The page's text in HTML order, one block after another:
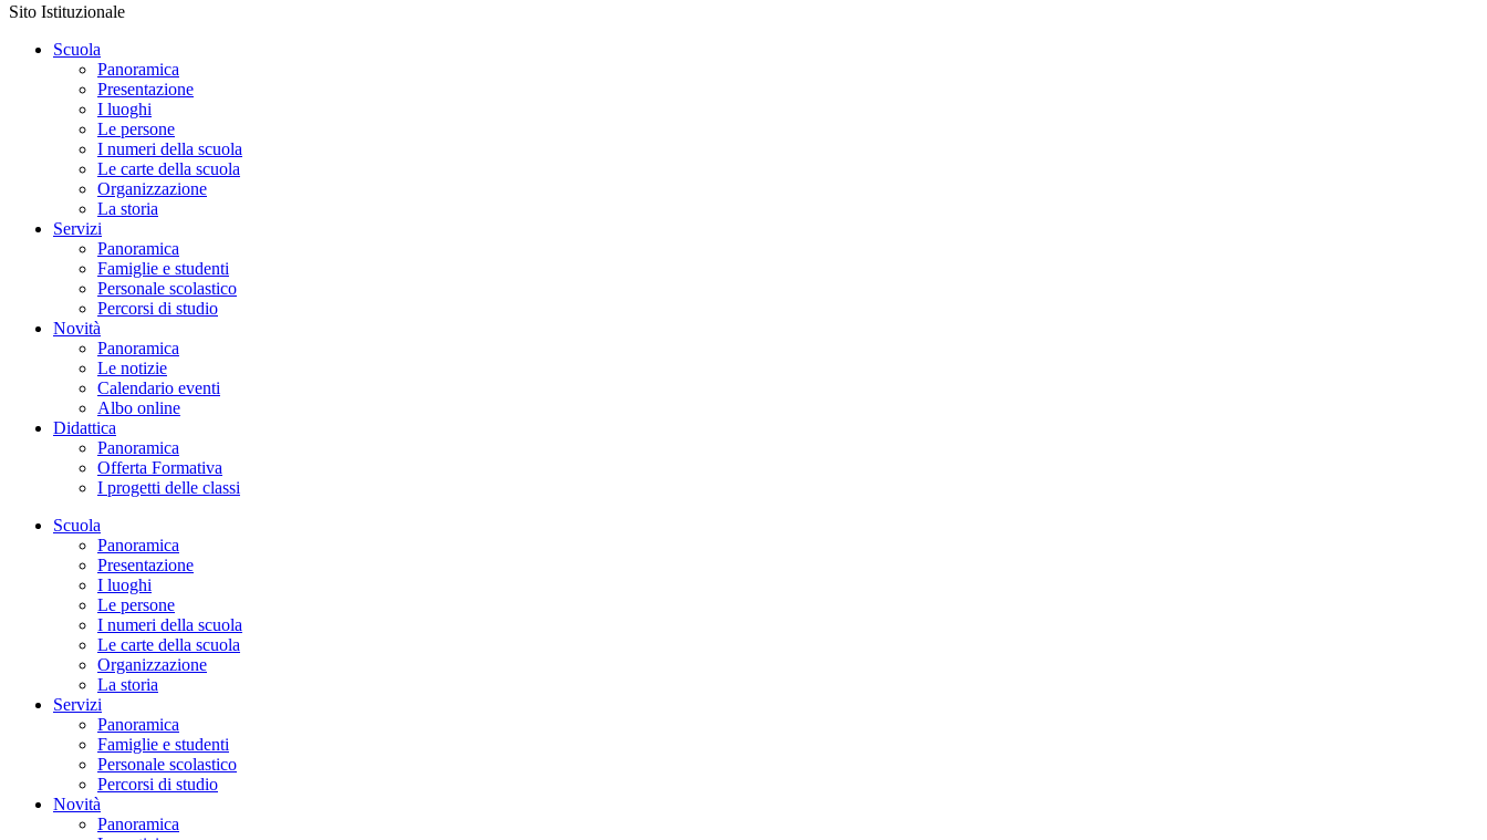
Sito Istituzionale
Scuola
Panoramica
Presentazione
I luoghi
Le persone
I numeri della scuola
Le carte della scuola
Organizzazione
La storia
Servizi
Panoramica
Famiglie e studenti
Personale scolastico
Percorsi di studio
Novità
Panoramica
Le notizie
Calendario eventi
Albo online
Didattica
Panoramica
Offerta Formativa
I progetti delle classi
Scuola
Panoramica
Presentazione
I luoghi
Le persone
I numeri della scuola
Le carte della scuola
Organizzazione
La storia
Servizi
Panoramica
Famiglie e studenti
Personale scolastico
Percorsi di studio
Novità
Panoramica